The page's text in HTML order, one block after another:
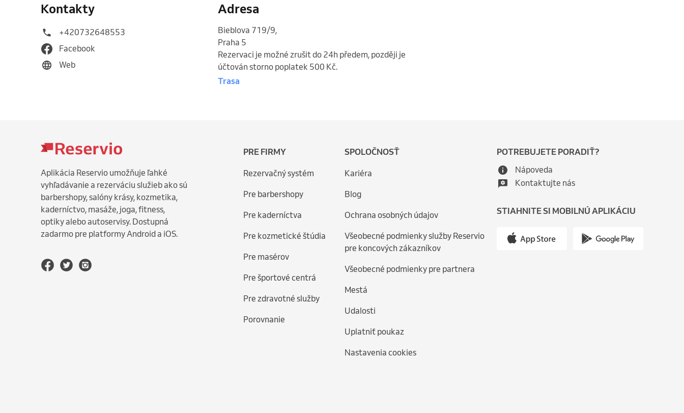
Kontakty
+420732648553
Facebook
Web
Adresa
Bieblova 719/9,
Praha 5
Rezervaci je možné zrušit do 24h předem, později je
účtován storno poplatek 500 Kč.
Trasa
Aplikácia Reservio umožňuje ľahké
vyhľadávanie a rezerváciu služieb ako sú
barbershopy, salóny krásy, kozmetika,
kaderníctvo, masáže, joga, fitness,
optiky alebo autoservisy. Dostupná
zadarmo pre platformy Android a iOS.
PRE FIRMY
Rezervačný systém
Pre barbershopy
Pre kaderníctva
Pre kozmetické štúdia
Pre masérov
Pre športové centrá
Pre zdravotné služby
Porovnanie
SPOLOČNOSŤ
Kariéra
Blog
Ochrana osobných údajov
Všeobecné podmienky služby Reservio
pre koncových zákazníkov
Všeobecné podmienky pre partnera
Mestá
Udalosti
Uplatniť poukaz
Nastavenia cookies
POTREBUJETE PORADIŤ?
Nápoveda
Kontaktujte nás
STIAHNITE SI MOBILNÚ APLIKÁCIU